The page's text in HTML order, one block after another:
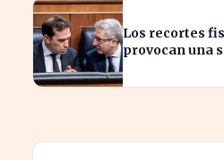
Los recortes
provocan una